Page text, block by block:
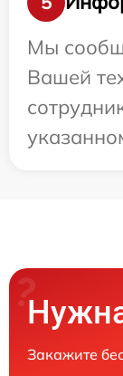
Мы
Вашей
Закажите